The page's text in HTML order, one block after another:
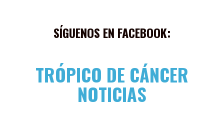
SÍGUENOS EN FACEBOOK:
TRÓPICO DE CÁNCER
NOTICIAS